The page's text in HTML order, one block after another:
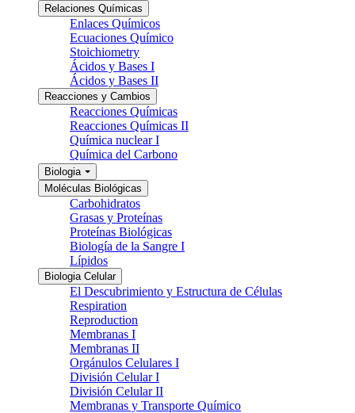
Relaciones Químicas
Enlaces Químicos
Ecuaciones Químico
Stoichiometry
Ácidos y Bases I
Ácidos y Bases II
Reacciones y Cambios
Reacciones Químicas
Reacciones Químicas II
Química nuclear I
Química del Carbono
Biologia
Moléculas Biológicas
Carbohidratos
Grasas y Proteínas
Proteínas Biológicas
Biología de la Sangre I
Lípidos
Biologia Celular
El Descubrimiento y Estructura de Células
Respiration
Reproduction
Membranas I
Membranas II
Orgánulos Celulares I
División Celular I
División Celular II
Membranas y Transporte Químico